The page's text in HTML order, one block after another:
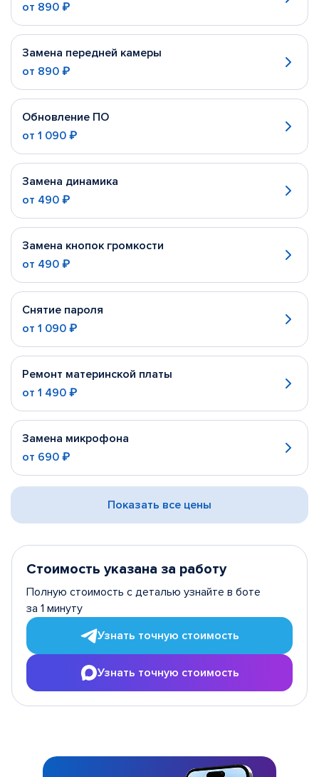
от 890 ₽
Замена передней камеры
от 890 ₽
Обновление ПО
от 1 090 ₽
Замена динамика
от 490 ₽
Замена кнопок громкости
от 490 ₽
Снятие пароля
от 1 090 ₽
Ремонт материнской платы
от 1 490 ₽
Замена микрофона
от 690 ₽
Показать все цены
Стоимость указана за работу
Полную стоимость с деталью узнайте в боте
за 1 минуту
Узнать точную стоимость
Узнать точную стоимость